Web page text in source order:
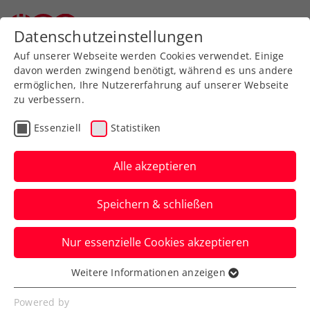
Zurück zur Newsübersicht
Ausbildung
Erfolgreicher
Ausbildungsabschluss im
BSFZ Schielleiten
Österreichs Tennis ist seit letztem
Wochenende um fast zwei Dutzend
Tennisinstruktor:innen reicher.
Verfasst von: Martin Pauer / Redaktion, 26.03.2025
Datenschutzeinstellungen
Auf unserer Webseite werden Cookies verwendet. Einige
davon werden zwingend benötigt, während es uns andere
ermöglichen, Ihre Nutzererfahrung auf unserer Webseite
zu verbessern.
Essenziell Statistiken
Alle akzeptieren
Speichern & schließen
Nur essenzielle Cookies akzeptieren
Essenziell
Essenzielle Cookies werden für grundlegende
Weitere Informationen anzeigen
Powered by